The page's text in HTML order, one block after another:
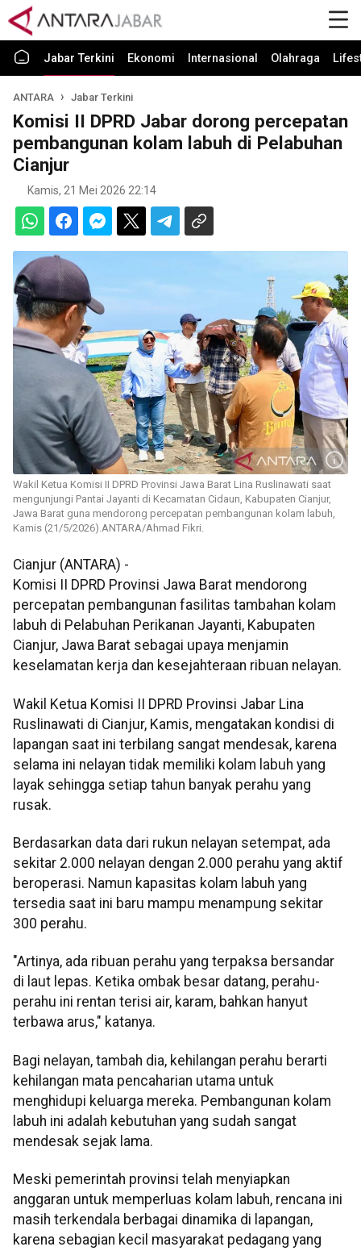
Jabar Terkini Ekonomi Internasional Olahraga
ANTARA Jabar Terkini
Komisi II DPRD Jabar dorong percepatan
pembangunan kolam labuh di Pelabuhan
Cianjur
Kamis, 21 Mei 2026 22:14
Wakil Ketua Komisi II DPRD Provinsi Jawa Barat Lina Ruslinawati saat
mengunjungi Pantai Jayanti di Kecamatan Cidaun, Kabupaten Cianjur,
Jawa Barat guna mendorong percepatan pembangunan kolam labuh,
Kamis (21/5/2026).ANTARA/Ahmad Fikri.
Cianjur (ANTARA) -
Komisi II DPRD Provinsi Jawa Barat mendorong
percepatan pembangunan fasilitas tambahan kolam
labuh di Pelabuhan Perikanan Jayanti, Kabupaten
Cianjur, Jawa Barat sebagai upaya menjamin
keselamatan kerja dan kesejahteraan ribuan nelayan.
Wakil Ketua Komisi II DPRD Provinsi Jabar Lina
Ruslinawati di Cianjur, Kamis, mengatakan kondisi di
lapangan saat ini terbilang sangat mendesak, karena
selama ini nelayan tidak memiliki kolam labuh yang
layak sehingga setiap tahun banyak perahu yang
rusak.
Berdasarkan data dari rukun nelayan setempat, ada
sekitar 2.000 nelayan dengan 2.000 perahu yang aktif
beroperasi. Namun kapasitas kolam labuh yang
tersedia saat ini baru mampu menampung sekitar
300 perahu.
"Artinya, ada ribuan perahu yang terpaksa bersandar
di laut lepas. Ketika ombak besar datang, perahu-
perahu ini rentan terisi air, karam, bahkan hanyut
terbawa arus," katanya.
Bagi nelayan, tambah dia, kehilangan perahu berarti
kehilangan mata pencaharian utama untuk
menghidupi keluarga mereka. Pembangunan kolam
labuh ini adalah kebutuhan yang sudah sangat
mendesak sejak lama.
Meski pemerintah provinsi telah menyiapkan
anggaran untuk memperluas kolam labuh, rencana ini
masih terkendala berbagai dinamika di lapangan,
karena sebagian kecil masyarakat pedagang yang